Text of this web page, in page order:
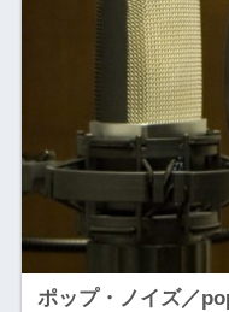
ポップ・ノイズ／